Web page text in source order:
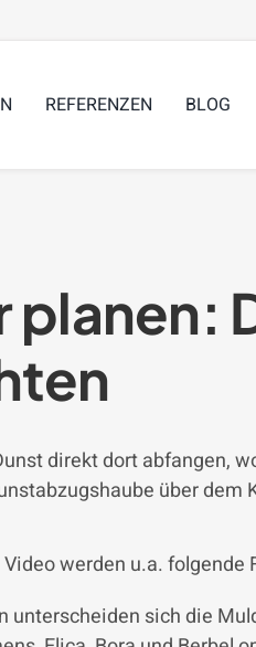
REFERENZEN BLOG
direkt dort abfangen,
über dem
werden u.a. folgende
unterscheiden sich die